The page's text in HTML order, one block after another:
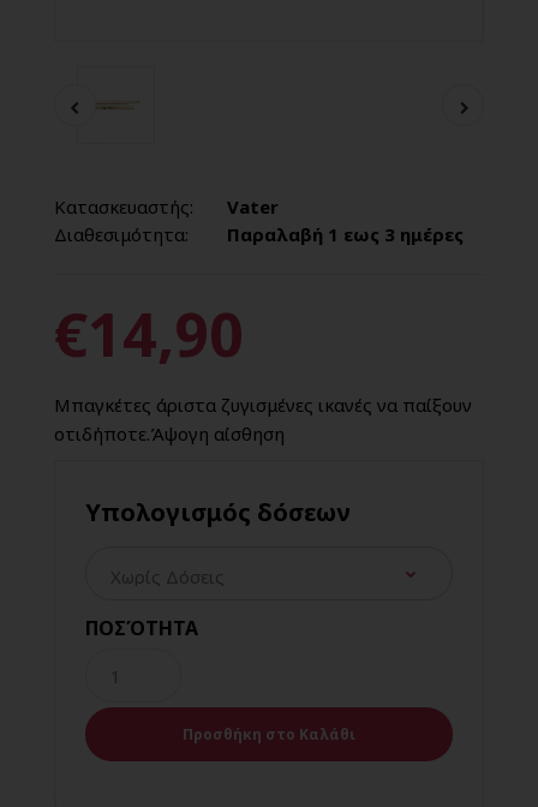
Κατασκευαστής:
Vater
Διαθεσιμότητα:
Παραλαβή 1 εως 3 ημέρες
€14,90
Mπαγκέτες άριστα ζυγισμένες ικανές να παίξουν
οτιδήποτε.Άψογη αίσθηση
Υπολογισμός δόσεων
ΠΟΣΌΤΗΤΑ